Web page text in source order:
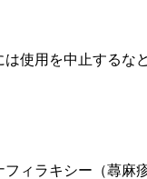
使用を中止するな
ラキシー（蕁麻